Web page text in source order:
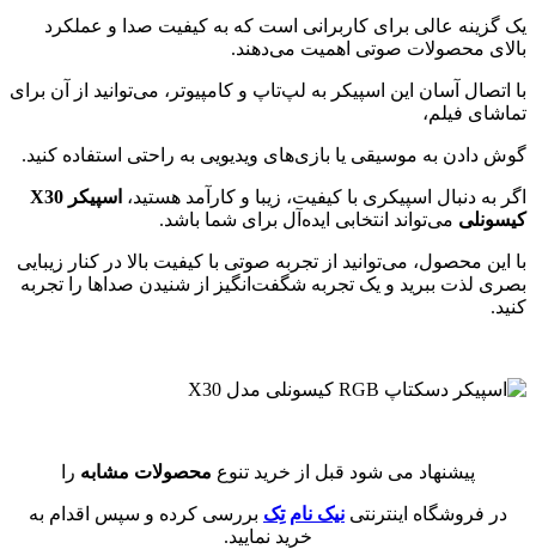
یک گزینه عالی برای کاربرانی است که به کیفیت صدا و عملکرد
بالای محصولات صوتی اهمیت می‌دهند.
با اتصال آسان این اسپیکر به لپ‌تاپ و کامپیوتر، می‌توانید از آن برای
تماشای فیلم،
گوش دادن به موسیقی یا بازی‌های ویدیویی به راحتی استفاده کنید.
اگر به دنبال اسپیکری با کیفیت، زیبا و کارآمد هستید،
اسپیکر X30
کیسونلی می‌تواند انتخابی ایده‌آل برای شما باشد.
با این محصول، می‌توانید از تجربه صوتی با کیفیت بالا در کنار زیبایی
بصری لذت ببرید و یک تجربه شگفت‌انگیز از شنیدن صداها را تجربه
کنید.
پیشنهاد می شود قبل از خرید تنوع محصولات مشابه را
در فروشگاه اینترنتی نیک نام تِک بررسی کرده و سپس اقدام به
خرید نمایید.